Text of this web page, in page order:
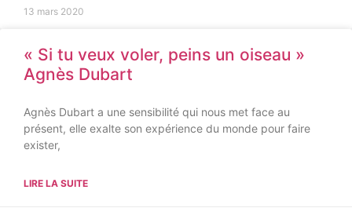
13 mars 2020
« Si tu veux voler, peins un oiseau »
Agnès Dubart
Agnès Dubart a une sensibilité qui nous met face au
présent, elle exalte son expérience du monde pour faire
exister,
LIRE LA SUITE